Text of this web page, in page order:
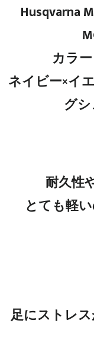
Husqvarna
カラ
ネイビー×イ
グ
耐久性
とても軽
足にストレ